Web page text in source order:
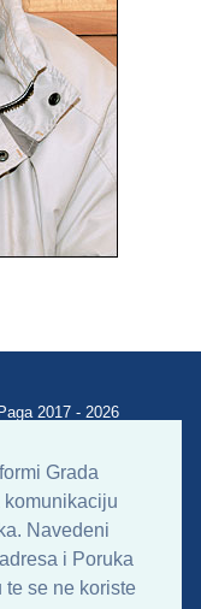
Grada
komunikaciju
Navedeni
i Poruka
te se ne koriste
2017 - 2026
Kontakt